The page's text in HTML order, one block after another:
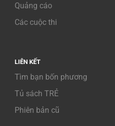
Quảng cáo
Các cuộc thi
LIÊN KẾT
Tìm bạn bốn phương
Tủ sách TRẺ
Phiên bản cũ